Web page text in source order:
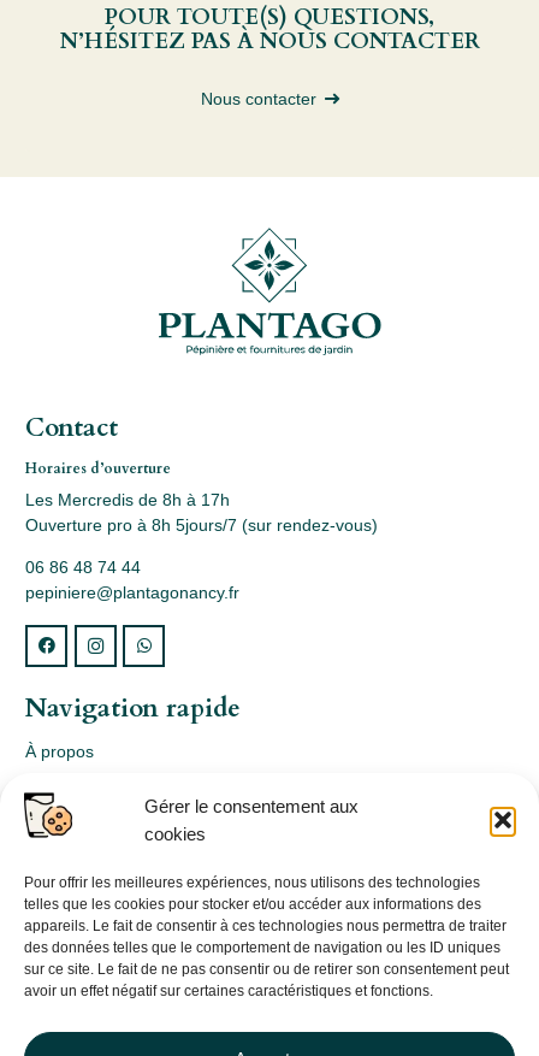
Gérer le consentement aux
cookies
Pour offrir les meilleures expériences, nous utilisons des technologies
telles que les cookies pour stocker et/ou accéder aux informations des
appareils. Le fait de consentir à ces technologies nous permettra de traiter
des données telles que le comportement de navigation ou les ID uniques
sur ce site. Le fait de ne pas consentir ou de retirer son consentement peut
avoir un effet négatif sur certaines caractéristiques et fonctions.
POUR TOUTE(S) QUESTIONS,
N’HÉSITEZ PAS À NOUS CONTACTER
Nous contacter
Contact
Horaires d’ouverture
Les Mercredis de 8h à 17h
Ouverture pro à 8h 5jours/7 (sur rendez-vous)
06 86 48 74 44
pepiniere@plantagonancy.fr
Navigation rapide
À propos
Webshop
Nos produits
Conception
Consultation
Contact
Informations légales
Politique de confidentialité